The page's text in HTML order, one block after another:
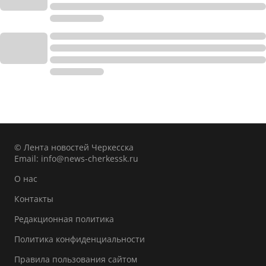
© Лента новостей Черкесска
Email: info@news-cherkessk.ru
О нас
Контакты
Редакционная политика
Политика конфиденциальности
Правила пользования сайтом